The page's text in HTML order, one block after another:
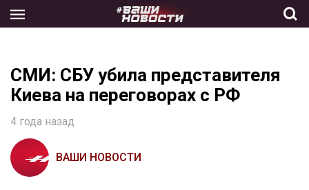
the
СМИ: СБУ убила представителя
Киева на переговорах с РФ
4 года назад
ВАШИ НОВОСТИ